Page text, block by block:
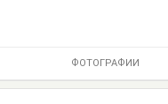
ФОТОГРАФИИ